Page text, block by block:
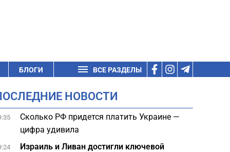
БЛОГИ ВСЕ РАЗДЕЛЫ
НОВОСТИ
Сколько РФ придется платить Украине —
цифра удивила
Израиль и Ливан достигли ключевой